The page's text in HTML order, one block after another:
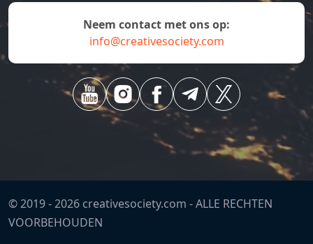
Neem contact met ons op:
info@creativesociety.com
© 2019 -2026 creativesociety.com -ALLE RECHTEN
VOORBEHOUDEN